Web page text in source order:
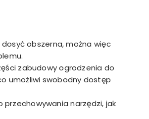
obszerna, można więc
zabudowy ogrodzenia do
umożliwi swobodny dostęp
przechowywania narzędzi, jak